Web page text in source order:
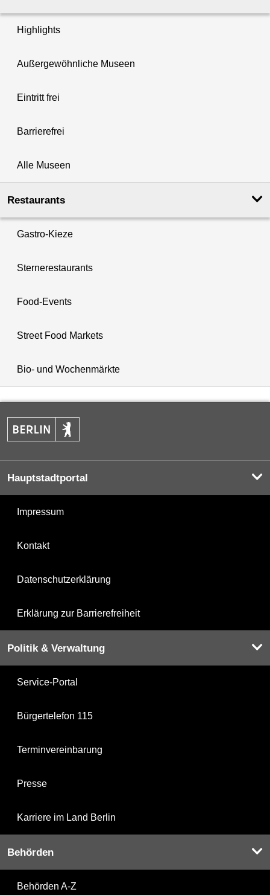
Highlights
Außergewöhnliche Museen
Eintritt frei
Barrierefrei
Alle Museen
Restaurants
Gastro-Kieze
Sternerestaurants
Food-Events
Street Food Markets
Bio- und Wochenmärkte
Hauptstadtportal
Impressum
Kontakt
Datenschutzerklärung
Erklärung zur Barrierefreiheit
Politik & Verwaltung
Service-Portal
Bürgertelefon 115
Terminvereinbarung
Presse
Karriere im Land Berlin
Behörden
Behörden A-Z